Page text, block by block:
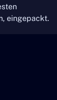
eingepackt.